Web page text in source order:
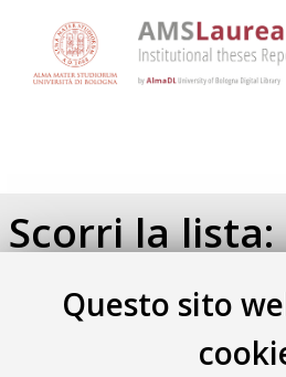
Questo sito
Scorri la
Seleziona un valore dall'elenco